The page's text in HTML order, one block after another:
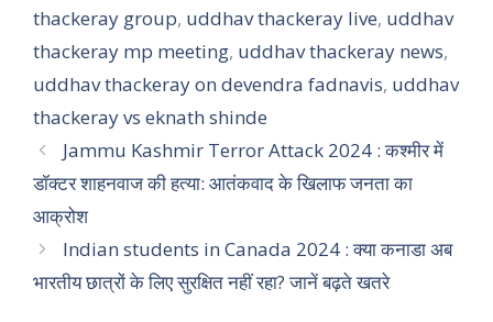
thackeray group, uddhav thackeray live, uddhav
thackeray mp meeting, uddhav thackeray news,
uddhav thackeray on devendra fadnavis, uddhav
thackeray vs eknath shinde
Jammu Kashmir Terror Attack 2024 : कश्मीर में
डॉक्टर शाहनवाज की हत्या: आतंकवाद के खिलाफ जनता का
आक्रोश
Indian students in Canada 2024 : क्या कनाडा अब
भारतीय छात्रों के लिए सुरक्षित नहीं रहा? जानें बढ़ते खतरे